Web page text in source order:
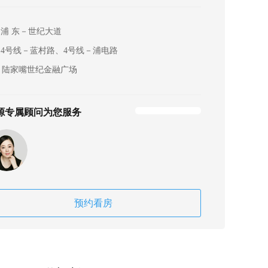
浦 东－世纪大道
4号线－蓝村路、4号线－浦电路
陆家嘴世纪金融广场
专属顾问为您服务
预约看房